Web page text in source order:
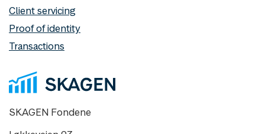
Client servicing
Proof of identity
Transactions
SKAGEN Fondene